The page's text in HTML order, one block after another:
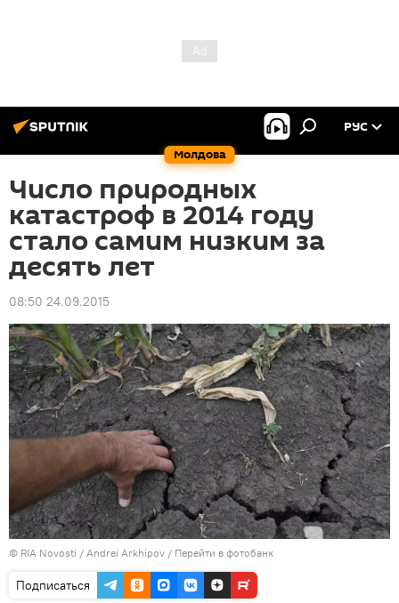
Молдова
РУС
Число природных
катастроф в 2014 году
стало самим низким за
десять лет
08:50 24.09.2015
© RIA Novosti / Andrei Arkhipov / Перейти в фотобанк
Подписаться